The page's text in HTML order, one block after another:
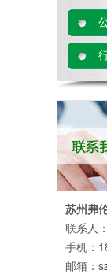
苏州弗
联系人
手机：
邮箱：